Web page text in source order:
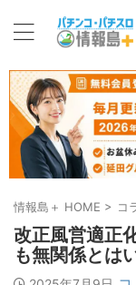
情報島＋ HOME > コ
改正風営適正
も無関係とは